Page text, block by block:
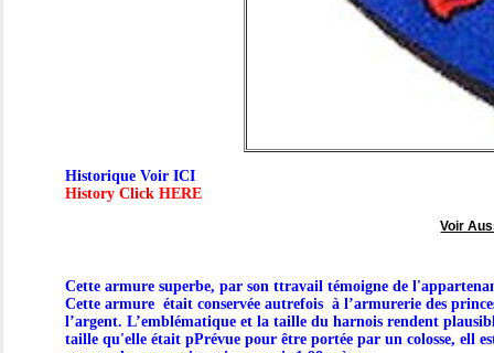
Historique Voir ICI
History Click HERE
Voir
Cette armure superbe, par son ttravail témoigne de
Cette armure était conservée autrefois à l’armurerie des
l’argent. L’emblématique et la taille du harnois rendent
taille qu'elle était pPrévue pour être portée par un colosse, ell